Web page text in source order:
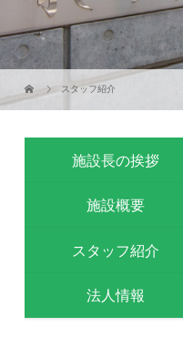
スタッフ紹介
施設長の挨拶
施設概要
スタッフ紹介
法人情報